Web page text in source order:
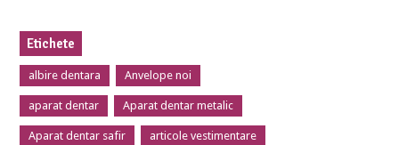
Etichete
albire dentara Anvelope noi
aparat dentar Aparat dentar metalic
Aparat dentar safir articole vestimentare